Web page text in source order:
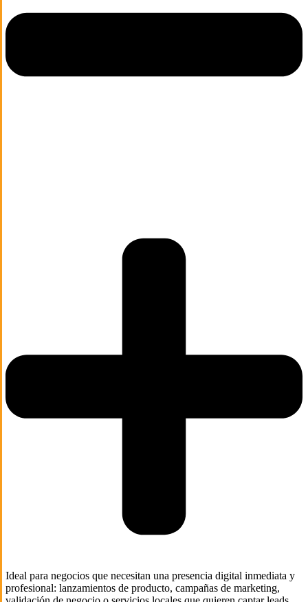
Ideal para negocios que necesitan una presencia digital inmediata y
profesional: lanzamientos de producto, campañas de marketing,